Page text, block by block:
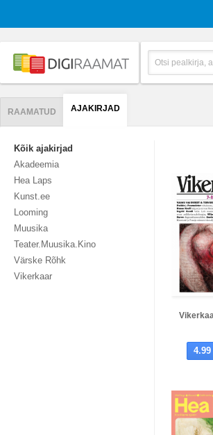
RAAMATUD AJAKIRJAD
Kõik ajakirjad
Akadeemia
Hea Laps
Kunst.ee
Looming
Muusika
Teater.Muusika.Kino
Värske Rõhk
Vikerkaar
4.99